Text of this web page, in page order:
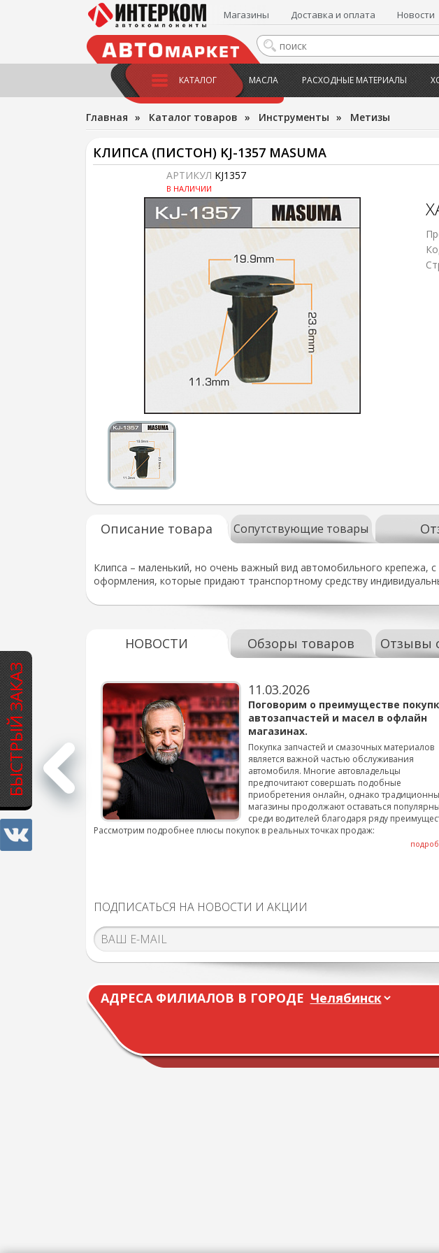
БЫСТРЫЙ ЗАКАЗ
Магазины Доставка и оплата Новости
КАТАЛОГ МАСЛА РАСХОДНЫЕ МАТЕРИАЛЫ
Главная » Каталог товаров » Инструменты » Метизы
КЛИПСА (ПИСТОН) KJ-1357 MASUMA
АРТИКУЛ KJ1357
В НАЛИЧИИ
Описание товара Сопутствующие товары
Клипса – маленький, но очень важный вид автомобильного крепежа,
оформления, которые придают транспортному средству
НОВОСТИ Обзоры товаров Отзывы
для
смены шин на
подробнее...
11.03.2026
Поговорим о преимуществе
автозапчастей и масел в офлайн
магазинах.
Покупка запчастей и смазочных материалов
является важной частью обслуживания
автомобиля. Многие автовладельцы
предпочитают совершать подобные
приобретения онлайн, однако
магазины продолжают оставаться
среди водителей благодаря ряду
Рассмотрим подробнее плюсы покупок в реальных точках продаж:
ПОДПИСАТЬСЯ НА НОВОСТИ И АКЦИИ
АДРЕСА ФИЛИАЛОВ В ГОРОДЕ